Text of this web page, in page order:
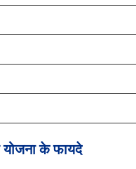
योजना के फायदे